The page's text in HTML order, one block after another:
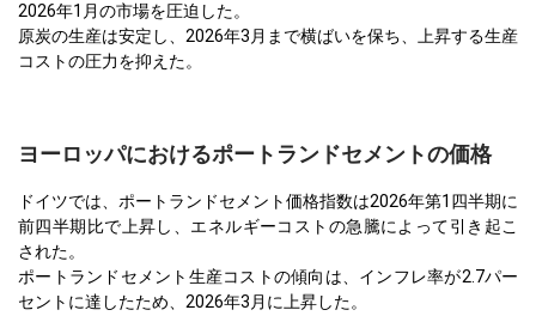
2026年1月の市場を圧迫した。
原炭の生産は安定し、2026年3月まで横ばいを保ち、上昇する生産
コストの圧力を抑えた。
ヨーロッパにおけるポートランドセメントの価格
ドイツでは、ポートランドセメント価格指数は2026年第1四半期に
前四半期比で上昇し、エネルギーコストの急騰によって引き起こ
された。
ポートランドセメント生産コストの傾向は、インフレ率が2.7パー
セントに達したため、2026年3月に上昇した。